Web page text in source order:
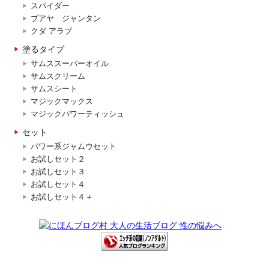
スパイダー
ブアヤ ジャンタン
クダ アラブ
塗るタイプ
サムススーパーオイル
サムスクリーム
サムスシート
マジックマックス
マジックパワーティッシュ
セット
パワー系ジャムウセット
お試しセット２
お試しセット３
お試しセット４
お試しセット４＋